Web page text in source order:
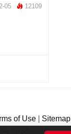
05 12109
of Use| Sitemap
2013-2026